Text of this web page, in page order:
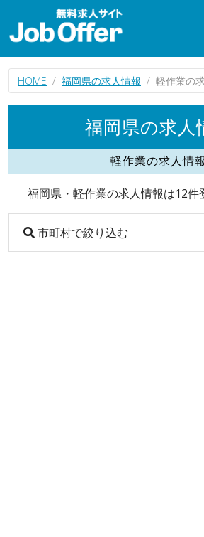
HOME 福岡県の求人情報 軽作業の
福岡県の求人
軽作業の求人情報
福岡県・軽作業の求人情報は12件
市町村で絞り込む